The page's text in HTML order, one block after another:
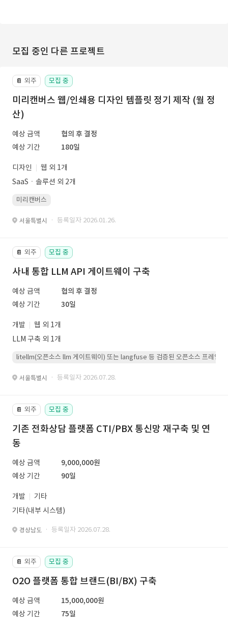
모집 중인 다른 프로젝트
📔 외주 모집 중
미리캔버스 웹/인쇄용 디자인 템플릿 정기 제작 (월 정
산)
예상 금액
협의 후 결정
예상 기간
180일
디자인
웹 외 1개
SaaSㆍ솔루션 외 2개
미리캔버스
서울특별시 · 등록일자 2026.01.26.
📔 외주 모집 중
사내 통합 LLM API 게이트웨이 구축
예상 금액
협의 후 결정
예상 기간
30일
개발
웹 외 1개
LLM 구축 외 1개
litellm(오픈소스 llm 게이트웨이) 또는 langfuse 등 검증된 오픈소스 프레임워
서울특별시 · 등록일자 2026.07.28.
📔 외주 모집 중
기존 전화상담 플랫폼 CTI/PBX 통신망 재구축 및 연
동
예상 금액
9,000,000원
예상 기간
90일
개발
기타
기타(내부 시스템)
경상남도 · 등록일자 2026.07.28.
📔 외주 모집 중
O2O 플랫폼 통합 브랜드(BI/BX) 구축
예상 금액
15,000,000원
예상 기간
75일